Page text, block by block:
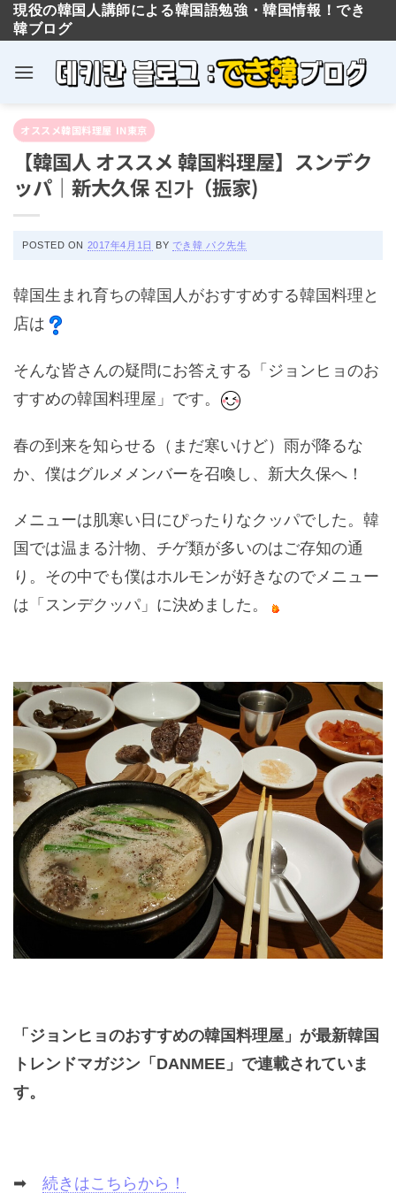
content
現役の韓国人講師による韓国語勉強・韓国情報！でき
韓ブログ
オススメ韓国料理屋 IN東京
【韓国人 オススメ 韓国料理屋】スンデク
ッパ｜新大久保 진가（振家)
POSTED ON 2017年4月1日 BY でき韓 パク先生
韓国生まれ育ちの韓国人がおすすめする韓国料理と
店は
そんな皆さんの疑問にお答えする「ジョンヒョのお
すすめの韓国料理屋」です。
春の到来を知らせる（まだ寒いけど）雨が降るな
か、僕はグルメメンバーを召喚し、新大久保へ！
メニューは肌寒い日にぴったりなクッパでした。韓
国では温まる汁物、チゲ類が多いのはご存知の通
り。その中でも僕はホルモンが好きなのでメニュー
は「スンデクッパ」に決めました。
「ジョンヒョのおすすめの韓国料理屋」が最新韓国
トレンドマガジン「DANMEE」で連載されていま
す。
➡ 続きはこちらから！